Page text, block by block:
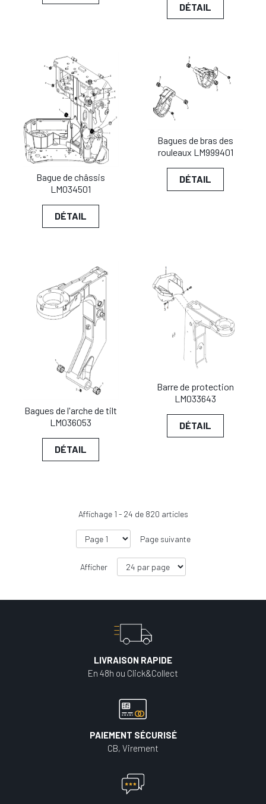
DÉTAIL
Bague de châssis
LM034501
DÉTAIL
Bagues de bras des
rouleaux LM999401
DÉTAIL
Bagues de l'arche de tilt
LM036053
DÉTAIL
Barre de protection
LM033643
DÉTAIL
Affichage 1 - 24 de 820 articles
Page suivante
Afficher
LIVRAISON RAPIDE
En 48h ou Click&Collect
PAIEMENT SÉCURISÉ
CB, Virement